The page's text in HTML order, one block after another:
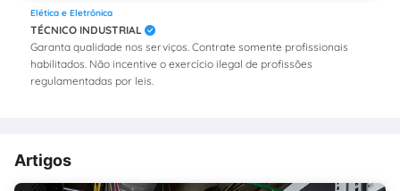
Elética e Eletrônica
TÉCNICO INDUSTRIAL
Garanta qualidade nos serviços. Contrate somente profissionais
habilitados. Não incentive o exercício ilegal de profissões
regulamentadas por leis.
Artigos